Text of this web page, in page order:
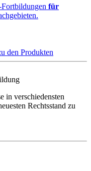
für
den Produkten
in verschiedensten
Rechtsstand zu